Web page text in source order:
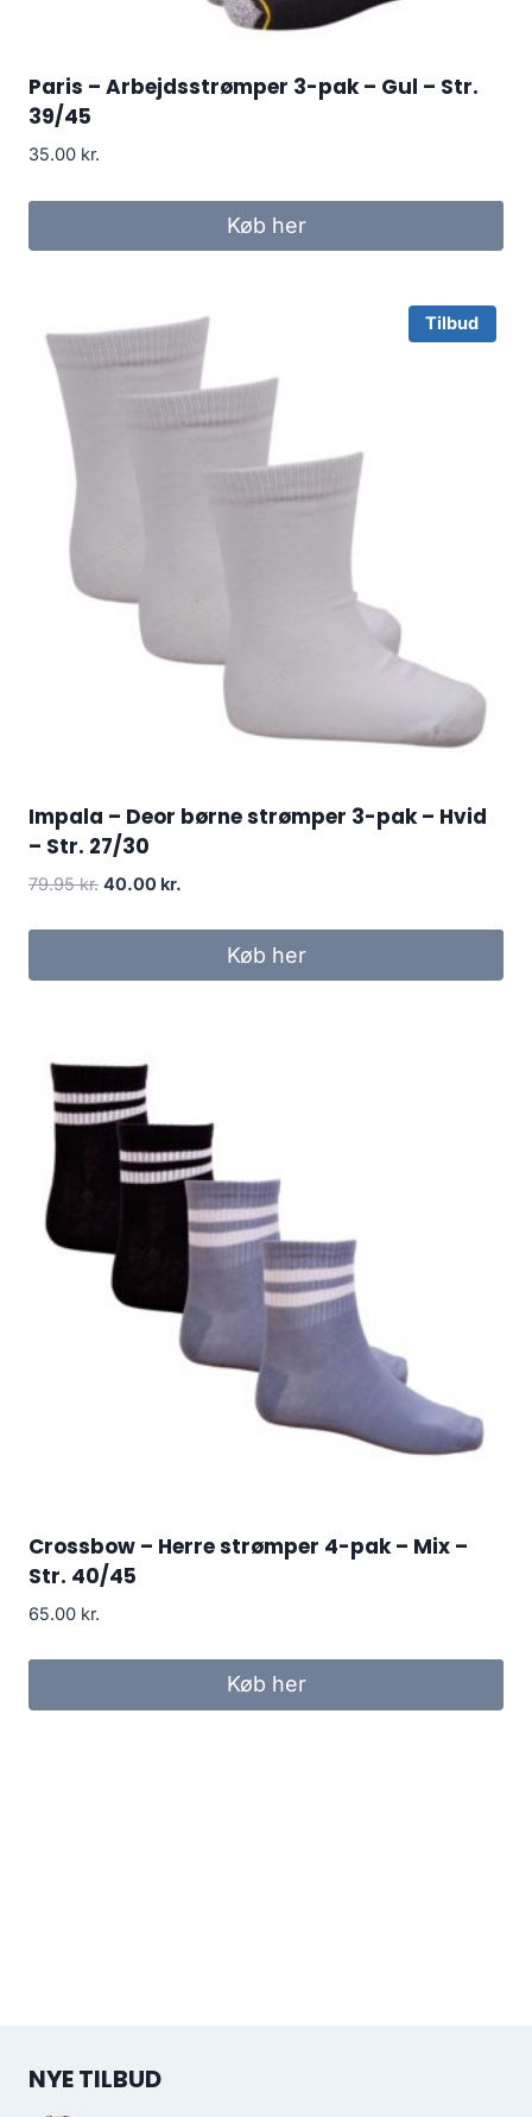
Paris – Arbejdsstrømper 3-pak – Gul – Str.
39/45
35.00 kr.
Køb her
Tilbud
Impala – Deor børne strømper 3-pak – Hvid
– Str. 27/30
79.95kr. Original
40.00 kr.
40.00 kr..Køb her
Crossbow – Herre strømper 4-pak – Mix –
Str. 40/45
65.00 kr.
Køb her
NYE TILBUD